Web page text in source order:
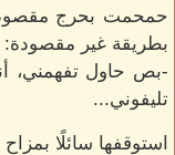
حمحمت بحرج مقصود
بطريقة غير مقصودة:
-بص حاول تفهمني،
تليفوني...
استوقفها سائلًا